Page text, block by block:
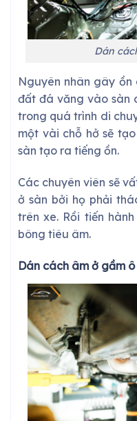
Dán
Nguyên nhân gây
đất đá văng vào sàn
trong quá trình di
một vài chỗ hở sẽ
sàn tạo ra tiếng ồn.
Các chuyên viên sẽ
ở sàn bởi họ phải
trên xe. Rồi tiến
bông tiêu âm.
Dán cách âm ở gầm